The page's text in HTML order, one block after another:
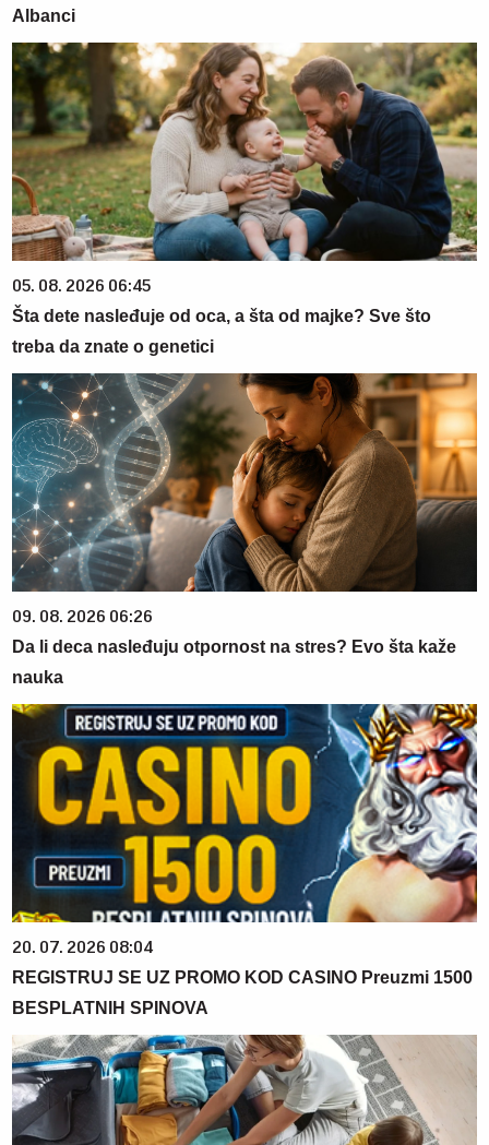
Albanci
05. 08. 2026 06:45
Šta dete nasleđuje od oca, a šta od majke? Sve što
treba da znate o genetici
09. 08. 2026 06:26
Da li deca nasleđuju otpornost na stres? Evo šta kaže
nauka
20. 07. 2026 08:04
REGISTRUJ SE UZ PROMO KOD CASINO Preuzmi 1500
BESPLATNIH SPINOVA